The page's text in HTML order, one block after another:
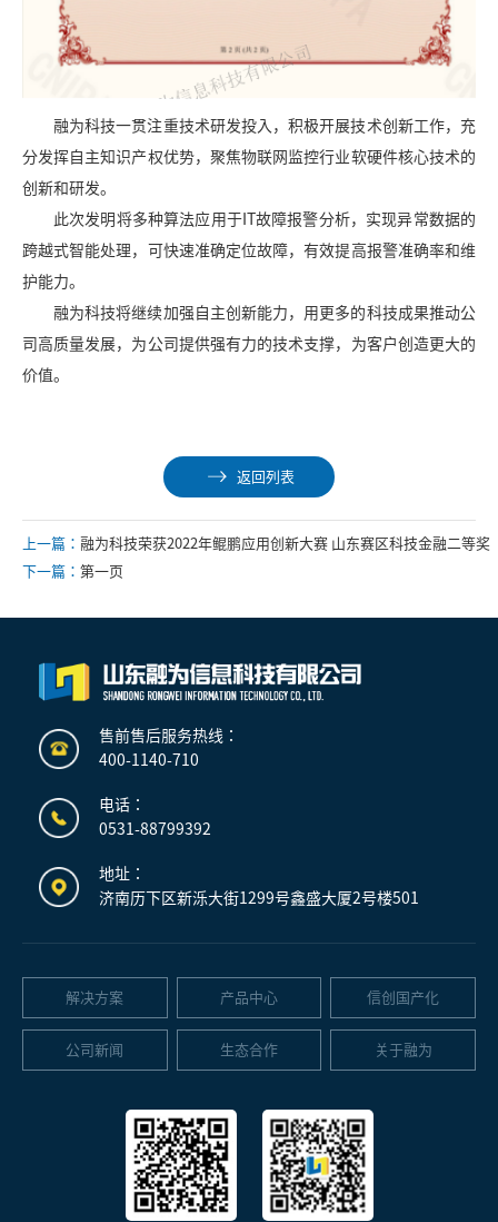
融为科技一贯注重技术研发投入，积极开展技术创新工作，充
分发挥自主知识产权优势，聚焦物联网监控行业软硬件核心技术的
创新和研发。
此次发明将多种算法应用于IT故障报警分析，实现异常数据的
跨越式智能处理，可快速准确定位故障，有效提高报警准确率和维
护能力。
融为科技将继续加强自主创新能力，用更多的科技成果推动公
司高质量发展，为公司提供强有力的技术支撑，为客户创造更大的
价值。
返回列表
上一篇： 融为科技荣获2022年鲲鹏应用创新大赛 山东赛区科技金融二等奖
下一篇： 第一页
售前售后服务热线：
400-1140-710
电话：
0531-88799392
地址：
济南历下区新泺大街1299号鑫盛大厦2号楼501
解决方案 产品中心 信创国产化
公司新闻 生态合作 关于融为